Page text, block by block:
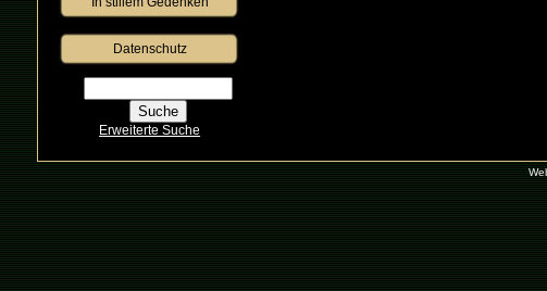
Datenschutz
Erweiterte Suche